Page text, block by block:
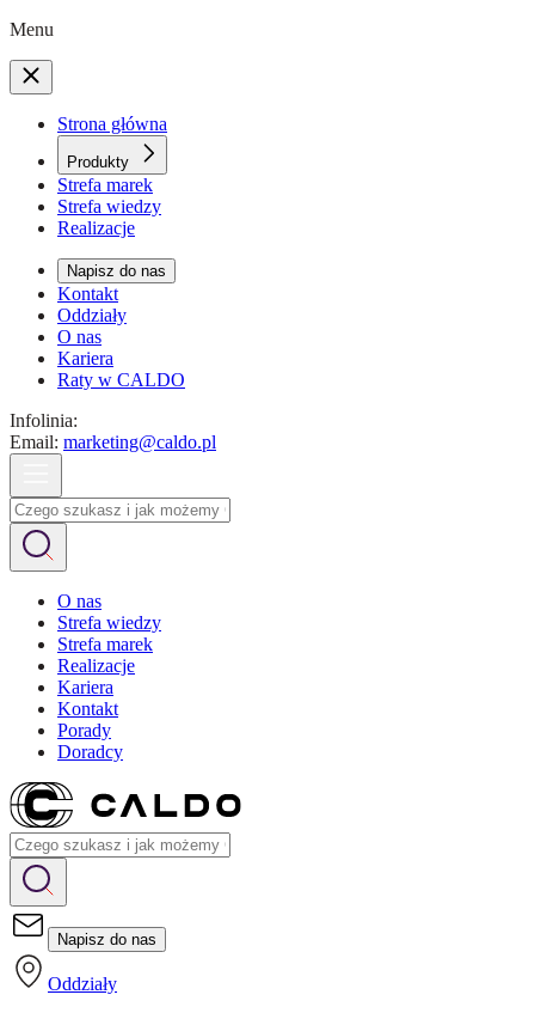
Menu
Strona główna
Produkty
Strefa marek
Strefa wiedzy
Realizacje
Napisz do nas
Kontakt
Oddziały
O nas
Kariera
Raty w CALDO
Infolinia:
Email: marketing@caldo.pl
O nas
Strefa wiedzy
Strefa marek
Realizacje
Kariera
Kontakt
Porady
Doradcy
Napisz do nas
Oddziały